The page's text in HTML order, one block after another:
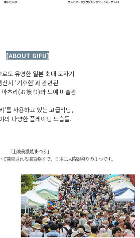
[ABOUT GIFU]
로도 유명한 일본 최대 도자기
산지 '기후현'과 관련된
마츠리(お祭り)와 도예 미술관.
'를 사용하고 있는 고급식당,
의 다양한 플레이팅 모습들.